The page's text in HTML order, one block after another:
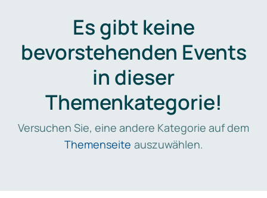
Es gibt keine
bevorstehenden Events
in dieser
Themenkategorie!
Versuchen Sie, eine andere Kategorie auf dem
Themenseite auszuwählen.